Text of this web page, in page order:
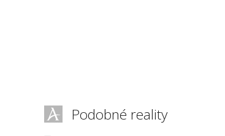
Podobné reality